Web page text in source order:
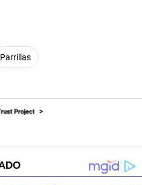
Parrillas